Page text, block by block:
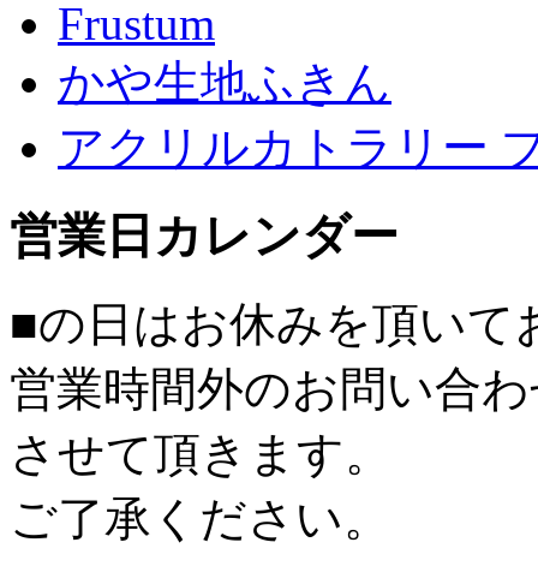
Frustum
かや生地ふきん
アクリルカトラリー
営業日カレンダー
■の日はお休みを頂いて
営業時間外のお問い合
させて頂きます。
ご了承ください。